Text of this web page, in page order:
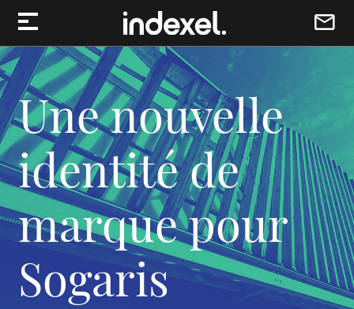
Aller au contenu
Une nouvelle
identité de
marque pour
Sogaris